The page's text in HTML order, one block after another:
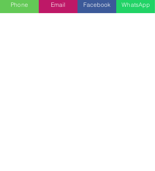
MILANHOUSES
Phone Email Facebook WhatsApp